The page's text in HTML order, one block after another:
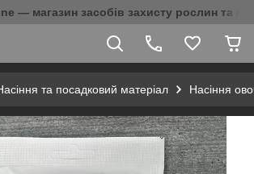
— магазин засобів захисту рослин та
та посадковий матеріал Насіння